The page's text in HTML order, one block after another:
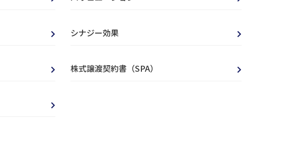
シナジー効果
株式譲渡契約書（SPA）